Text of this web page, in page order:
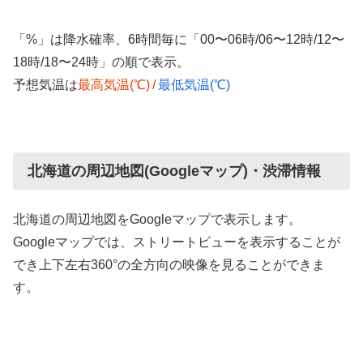
「%」は降水確率、6時間毎に「00〜06時/06〜12時/12〜
18時/18〜24時」の順で表示。
予想気温は最高気温(℃)/最低気温(℃)
北海道の周辺地図(Googleマップ)・渋滞情報
北海道の周辺地図をGoogleマップで表示します。
Googleマップでは、ストリートビューを表示することが
でき上下左右360°の全方向の映像を見ることができま
す。